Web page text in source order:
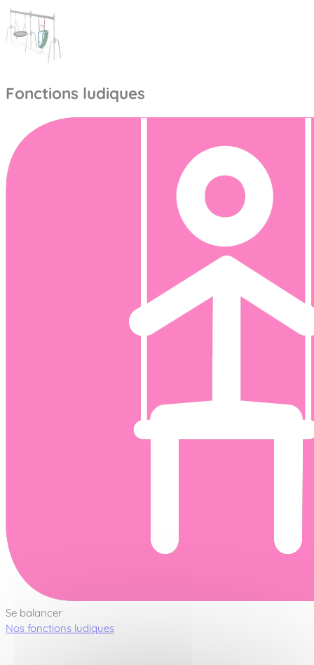
Fonctions ludiques
Se balancer
Nos fonctions ludiques